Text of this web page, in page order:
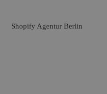
Shopify Agentur Berlin